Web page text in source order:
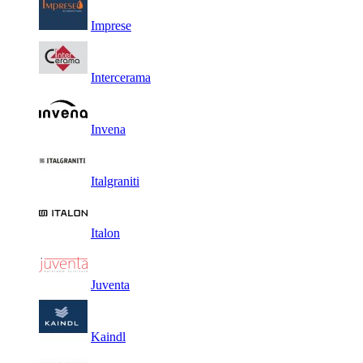
Imprese
Intercerama
Invena
Italgraniti
Italon
Juventa
Kaindl